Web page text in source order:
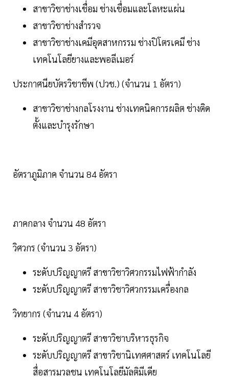
สาขาวิชาช่างเชื่อม ช่างเชื่อมและโลหะแผ่น
สาขาวิชาช่างสำรวจ
สาขาวิชาช่างเคมีอุตสาหกรรม ช่างปิโตรเคมี ช่าง
เทคโนโลยียางและพอลีเมอร์
ประกาศนียบัตรวิชาชีพ (ปวช.) (จำนวน 1 อัตรา)
สาขาวิชาช่างกลโรงงาน ช่างเทคนิคการผลิต ช่างติด
ตั้งและบำรุงรักษา
อัตราภูมิภาค จำนวน 84 อัตรา
ภาคกลาง จำนวน 48 อัตรา
วิศวกร (จำนวน 3 อัตรา)
ระดับปริญญาตรี สาขาวิชาวิศวกรรมไฟฟ้ากำลัง
ระดับปริญญาตรี สาขาวิชาวิศวกรรมเครื่องกล
วิทยากร (จำนวน 4 อัตรา)
ระดับปริญญาตรี สาขาวิชาบริหารธุรกิจ
ระดับปริญญาตรี สาขาวิชานิเทศศาสตร์ เทคโนโลยี
สื่อสารมวลชน เทคโนโลยีมัลติมีเดีย